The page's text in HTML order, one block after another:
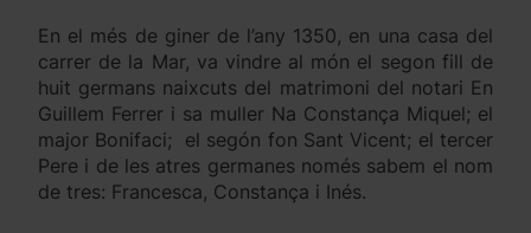
En el més de giner de l’any 1350, en una casa del
carrer de la Mar, va vindre al món el segon fill de
huit germans naixcuts del matrimoni del notari En
Guillem Ferrer i sa muller Na Constança Miquel; el
major Bonifaci; el segón fon Sant Vicent; el tercer
Pere i de les atres germanes només sabem el nom
de tres: Francesca, Constança i Inés.